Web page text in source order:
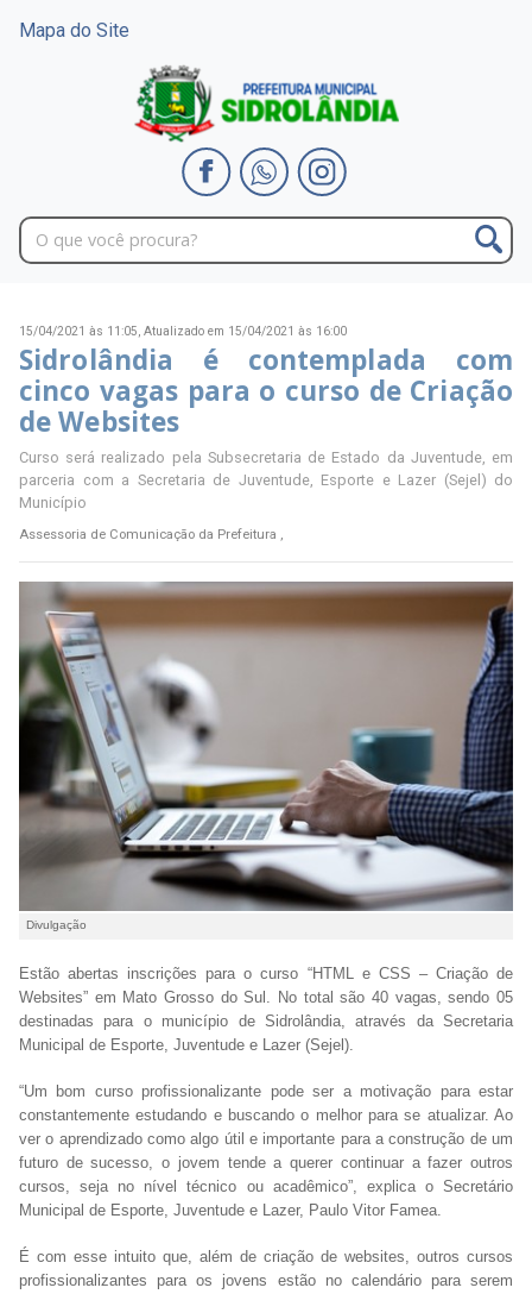
Mapa do Site
15/04/2021 às 11:05, Atualizado em 15/04/2021 às 16:00
Sidrolândia é contemplada com
cinco vagas para o curso de Criação
de Websites
Curso será realizado pela Subsecretaria de Estado da Juventude, em
parceria com a Secretaria de Juventude, Esporte e Lazer (Sejel) do
Município
Assessoria de Comunicação da Prefeitura ,
Divulgação
Estão abertas inscrições para o curso “HTML e CSS – Criação de
Websites” em Mato Grosso do Sul. No total são 40 vagas, sendo 05
destinadas para o município de Sidrolândia, através da Secretaria
Municipal de Esporte, Juventude e Lazer (Sejel).
“Um bom curso profissionalizante pode ser a motivação para estar
constantemente estudando e buscando o melhor para se atualizar. Ao
ver o aprendizado como algo útil e importante para a construção de um
futuro de sucesso, o jovem tende a querer continuar a fazer outros
cursos, seja no nível técnico ou acadêmico”, explica o Secretário
Municipal de Esporte, Juventude e Lazer, Paulo Vitor Famea.
É com esse intuito que, além de criação de websites, outros cursos
profissionalizantes para os jovens estão no calendário para serem